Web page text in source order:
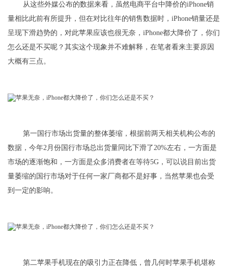
从这些外媒公布的数据来看，虽然电商平台中降价的iPhone销
量相比此前有所提升，但在对比往年的销售数据时，iPhone销量还是
呈现下滑趋势的，对此苹果应该也很无奈，iPhone都大降价了，你们
怎么还是不买呢？其实这个现象并不难解释，在笔者看来主要原因
大概有三点。
第一国行市场出货量的整体萎缩，根据前两天相关机构公布的
数据，今年2月份国行市场总出货量同比下滑了20%左右，一方面是
市场的逐渐饱和，一方面是众多消费者在等待5G，可以说目前出货
量萎缩的国行市场对于任何一家厂商都不是好事，当然苹果也会受
到一定的影响。
第二苹果手机现在的吸引力正在降低，曾几何时苹果手机堪称